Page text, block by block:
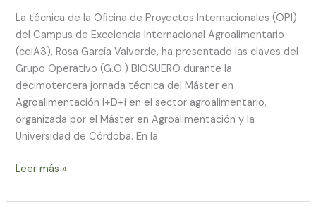
La técnica de la Oficina de Proyectos Internacionales (OPI)
del Campus de Excelencia Internacional Agroalimentario
(ceiA3), Rosa García Valverde, ha presentado las claves del
Grupo Operativo (G.O.) BIOSUERO durante la
decimotercera jornada técnica del Máster en
Agroalimentación I+D+i en el sector agroalimentario,
organizada por el Máster en Agroalimentación y la
Universidad de Córdoba. En la
Máster
en
Agroalimentación
I+D+i
en
el
sector
agroalimentario
Leer más »